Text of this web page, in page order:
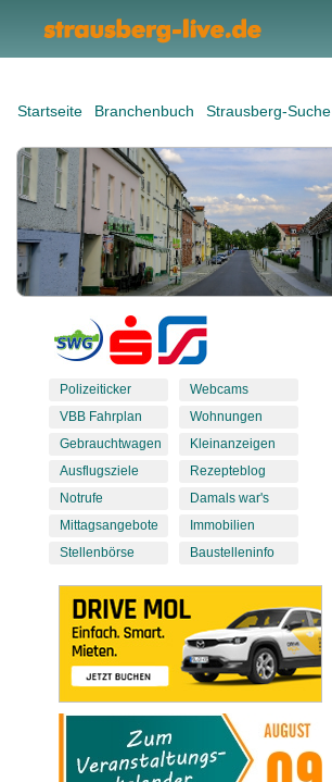
Startseite Branchenbuch Strausberg-Suche
Polizeiticker
VBB Fahrplan
Gebrauchtwagen
Ausflugsziele
Notrufe
Mittagsangebote
Stellenbörse
Webcams
Wohnungen
Kleinanzeigen
Rezepteblog
Damals war's
Immobilien
Baustelleninfo